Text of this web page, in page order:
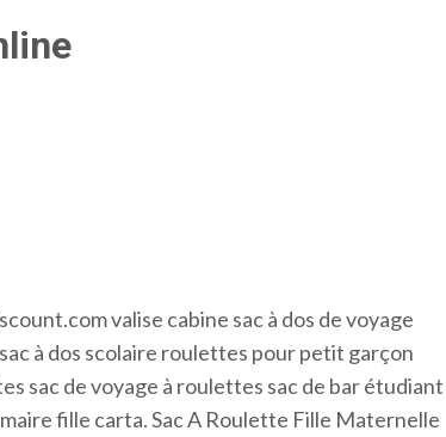
valise cabine sac à dos de voyage
à dos scolaire roulettes pour petit garçon
sac de voyage à roulettes sac de bar étudiant
fille carta. Sac A Roulette Fille Maternelle